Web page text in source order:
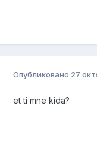
Опубликовано 27
et ti mne kida?